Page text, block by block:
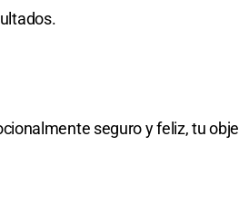
seguro y feliz, tu